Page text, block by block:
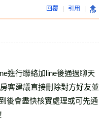
回覆 引用
進行聯絡加line後通過聊天
客建議直接刪除對方好友並
後會盡快核實處理或可先通